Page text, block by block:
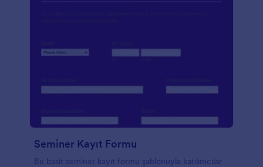
Seminer Kayıt Formu
Bu basit seminer kayıt formu şablonuyla katılımcılar